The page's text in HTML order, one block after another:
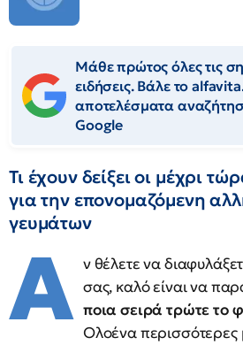
Μάθε πρώτος όλες τις
ειδήσεις. Βάλε το
αποτελέσματα
Google
Τι έχουν δείξει οι μέχρι
για την επονομαζόμενη
γευμάτων
Α ν θέλετε να
σας, καλό είναι να
ποια σειρά τρώτε το
Ολοένα περισσότερες